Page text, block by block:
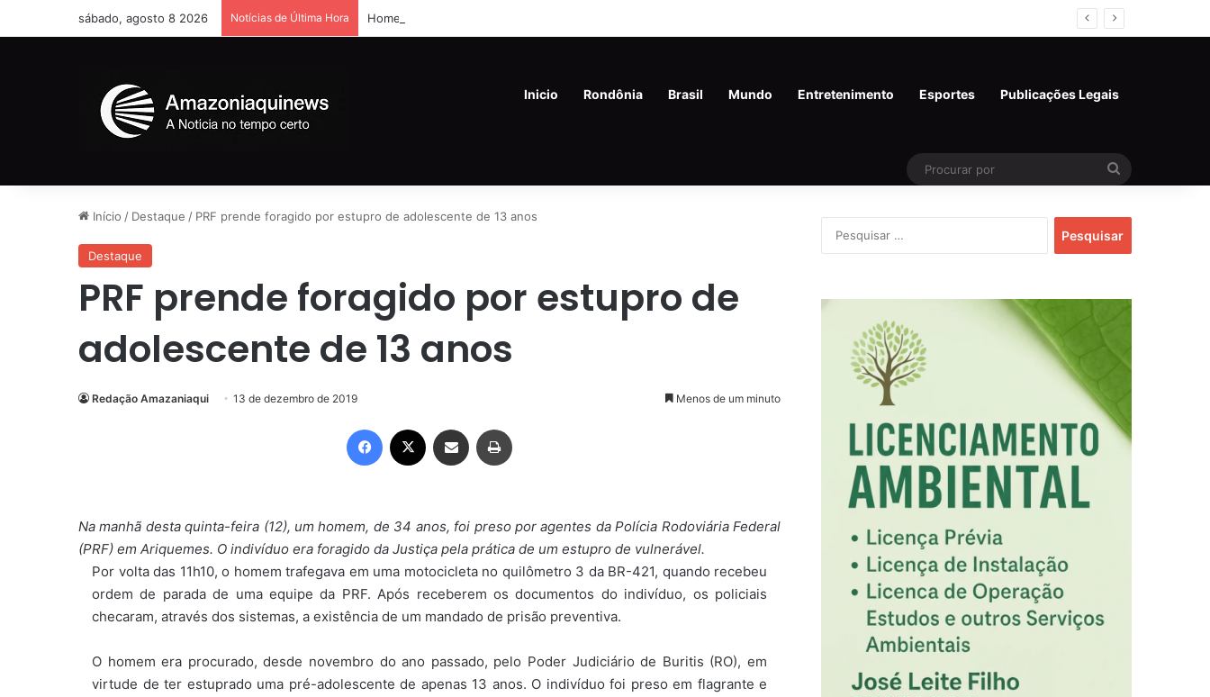
sábado, agosto 8 2026 Notícias de Última Hora Homem de 45 anos é preso com drogas e revólver na Vila Princesa
Inicio Rondônia Brasil Mundo Entretenimento Esportes Publicações Legais
Procurar
Início / Destaque / PRF prende foragido por estupro de adolescente de 13 anos
Destaque
PRF prende foragido por estupro de
adolescente de 13 anos
Redação Amazaniaqui 13 de dezembro de 2019 Menos de um minuto
Facebook Compartilhar via e-mail
Na manhã desta quinta-feira (12), um homem, de 34 anos, foi preso por agentes da Polícia Rodoviária Federal
(PRF) em Ariquemes. O indivíduo era foragido da Justiça pela prática de um estupro de vulnerável.
Por volta das 11h10, o homem trafegava em uma motocicleta no quilômetro 3 da BR-421, quando recebeu
ordem de parada de uma equipe da PRF. Após receberem os documentos do indivíduo, os policiais
checaram, através dos sistemas, a existência de um mandado de prisão preventiva.
O homem era procurado, desde novembro do ano passado, pelo Poder Judiciário de Buritis (RO), em
virtude de ter estuprado uma pré-adolescente de apenas 13 anos. O indivíduo foi preso em flagrante e
por: